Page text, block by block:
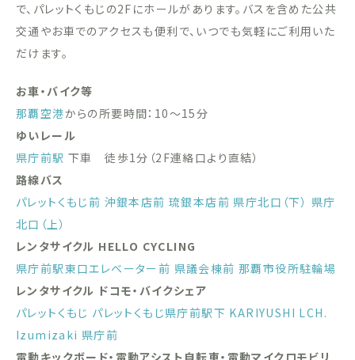
で、パレットくもじの2Fにホールがあります。バスを含めた公共
交通やお車でのアクセスも便利で、いつでも気軽にご利用いた
だけます。
お車・バイク等
那覇空港からの所要時間：10〜15分
ゆいレール
県庁前駅 下車 徒歩1分（2F連絡口より直結）
路線バス
パレットくもじ前 沖銀本店前 琉銀本店前 県庁北口（下） 県庁
北口（上）
レンタサイクル HELLO CYCLING
県庁前駅東口エレベーター前 県議会棟前 那覇市役所駐輪場
レンタサイクル ドコモ・バイクシェア
パレットくもじ パレットくもじ県庁前駅下 KARIYUSHI LCH.
Izumizaki 県庁前